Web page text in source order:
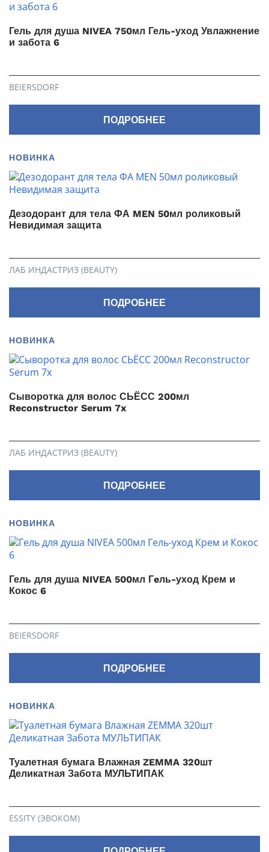
Гель для душа NIVEA 750мл Гель-уход Увлажнение
и забота 6
BEIERSDORF
ПОДРОБНЕЕ
НОВИНКА
Дезодорант для тела ФА MEN 50мл роликовый
Невидимая защита
ЛАБ ИНДАСТРИЗ (BEAUTY)
ПОДРОБНЕЕ
НОВИНКА
Сыворотка для волос СЬЁСС 200мл
Reconstructor Serum 7x
ЛАБ ИНДАСТРИЗ (BEAUTY)
ПОДРОБНЕЕ
НОВИНКА
Гель для душа NIVEA 500мл Гeль-уход Крем и
Кокос 6
BEIERSDORF
ПОДРОБНЕЕ
НОВИНКА
Туалетная бумага Влажная ZEMMA 320шт
Деликатная Забота МУЛЬТИПАК
ESSITY (ЭВОКОМ)